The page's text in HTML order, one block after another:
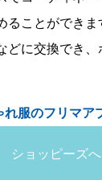
ることができま
どに交換でき、
れ服のフリマア
ショッピーズへ